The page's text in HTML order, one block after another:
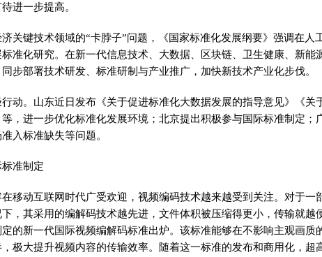
进一步提高。
关键技术领域的“卡脖子”问题，《国家标准化发展纲要》强调在人
准化研究。在新一代信息技术、大数据、区块链、卫生健康、新能
步部署技术研发、标准研制与产业推广，加快新技术产业化步伐。
动。山东近日发布《关于促进标准化大数据发展的指导意见》《关
，进一步优化标准化发展环境；北京提出积极参与国际标准制定；
入标准缺失等问题。
准制定
移动互联网时代广受欢迎，视频编码技术越来越受到关注。对于一
，其采用的编解码技术越先进，文件体积被压缩得更小，传输就越
的新一代国际视频编解码标准出炉。该标准能够在不影响主观画质
极大提升视频内容的传输效率。随着这一标准的发布和商用化，超